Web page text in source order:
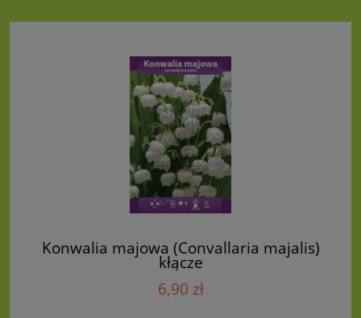
Konwalia majowa (Convallaria majalis)
kłącze
6,90 zł